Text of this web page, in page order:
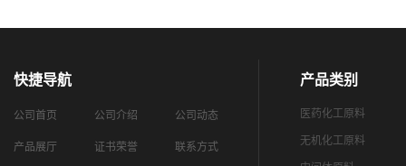
快捷导航
公司首页 公司介绍 公司动态
产品展厅 证书荣誉 联系方式
产品类别
医药化工原料
无机化工原料